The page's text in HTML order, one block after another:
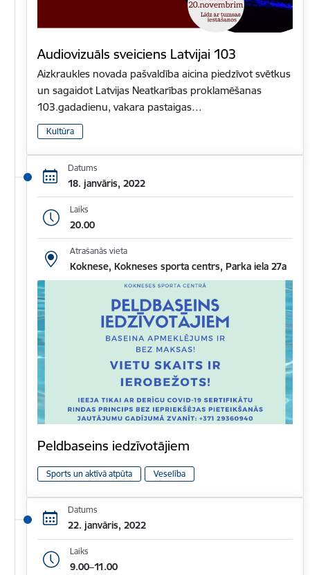
Audiovizuāls sveiciens Latvijai 103
Aizkraukles novada pašvaldība aicina piedzīvot svētkus
un sagaidot Latvijas Neatkarības proklamēšanas
103.gadadienu, vakara pastaigas…
Kultūra
Datums
18. janvāris, 2022
Laiks
20.00
Atrašanās vieta
Koknese, Kokneses sporta centrs, Parka iela 27a
Peldbaseins iedzīvotājiem
Sports un aktīvā atpūta Veselība
Datums
22. janvāris, 2022
Laiks
9.00–11.00